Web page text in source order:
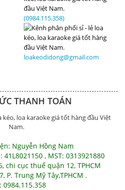
(0984.115.358)
loakeodidong@gmail.com
THANH TOÁN
Nguyễn Hồng Nam
, MST: 0313921880
chi cục thuế quận 12, TPHCM
P. Trung Mỹ Tây,TPHCM .
0984.115.358